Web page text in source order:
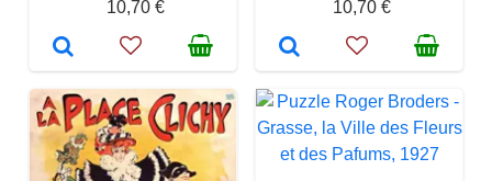
10,70 €
10,70 €